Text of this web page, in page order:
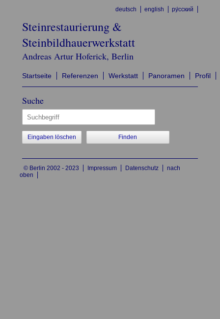
deutsch english ру́сский
Steinrestaurierung &
Steinbildhauerwerkstatt
Andreas Artur Hoferick, Berlin
Startseite Referenzen Werkstatt Panoramen Profil
Suche
Eingaben löschen
© Berlin 2002 - 2023 Impressum Datenschutz
nach
oben